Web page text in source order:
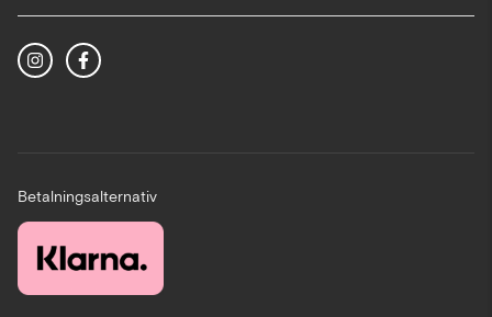
Betalningsalternativ